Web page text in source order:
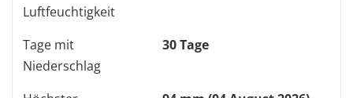
Luftfeuchtigkeit
Tage mit
Niederschlag
30 Tage